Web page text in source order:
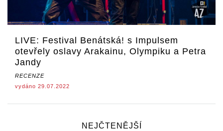
LIVE: Festival Benátská! s Impulsem
otevřely oslavy Arakainu, Olympiku a Petra
Jandy
RECENZE
vydáno 29.07.2022
NEJČTENĚJŠÍ